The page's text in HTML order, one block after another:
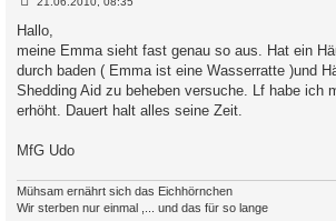
i
t
r
g
Hallo,
meine Emma sieht fast genau so aus. Hat ein
durch baden ( Emma ist eine Wasserratte )und
Shedding Aid zu beheben versuche. Lf habe ich
erhöht. Dauert halt alles seine Zeit.
MfG Udo
Mühsam ernährt sich das Eichhörnchen
Wir sterben nur einmal ,... und das für so lange